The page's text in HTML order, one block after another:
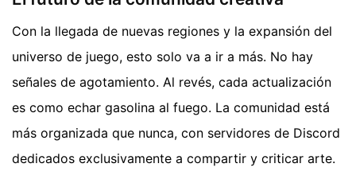
Con la llegada de nuevas regiones y la expansión del
universo de juego, esto solo va a ir a más. No hay
señales de agotamiento. Al revés, cada actualización
es como echar gasolina al fuego. La comunidad está
más organizada que nunca, con servidores de Discord
dedicados exclusivamente a compartir y criticar arte.